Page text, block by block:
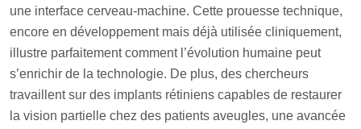
une interface cerveau-machine. Cette prouesse technique,
encore en développement mais déjà utilisée cliniquement,
illustre parfaitement comment l’évolution humaine peut
s’enrichir de la technologie. De plus, des chercheurs
travaillent sur des implants rétiniens capables de restaurer
la vision partielle chez des patients aveugles, une avancée